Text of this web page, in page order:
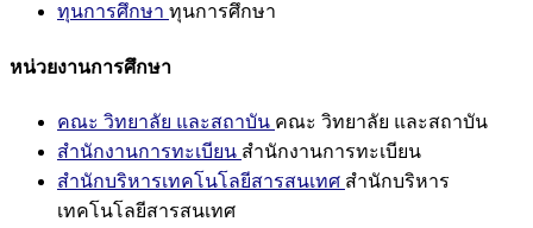
ทุนการศึกษา ทุนการศึกษา
หน่วยงานการศึกษา
คณะ วิทยาลัย และสถาบัน คณะ วิทยาลัย และสถาบัน
สำนักงานการทะเบียน สำนักงานการทะเบียน
สำนักบริหารเทคโนโลยีสารสนเทศ สำนักบริหาร
เทคโนโลยีสารสนเทศ